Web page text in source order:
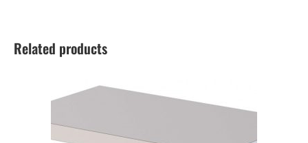
Related products